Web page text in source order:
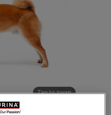
Tap to zoom